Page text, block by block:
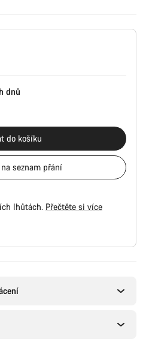
dnů
do košíku
seznam přání
lhůtách. Přečtěte si více